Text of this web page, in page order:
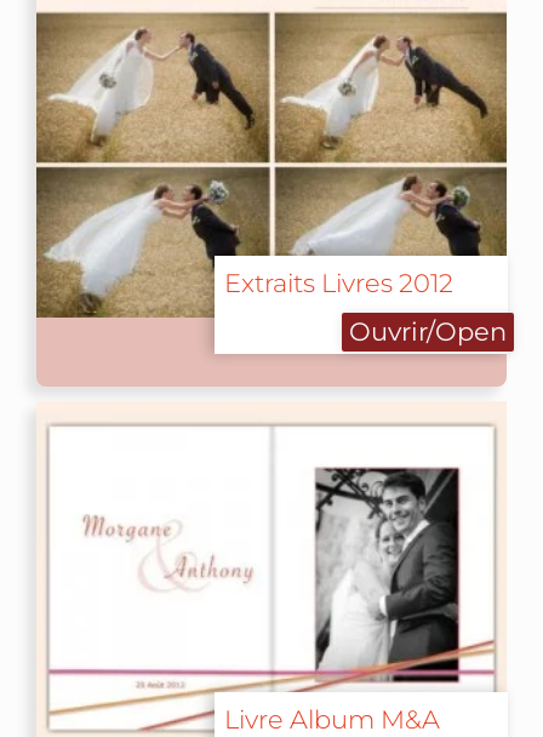
Extraits Livres 2012
Ouvrir/Open
Livre Album M&A